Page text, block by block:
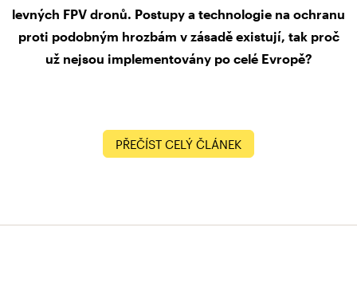
levných FPV dronů. Postupy a technologie na ochranu
proti podobným hrozbám v zásadě existují, tak proč
už nejsou implementovány po celé Evropě?
PŘEČÍST CELÝ ČLÁNEK